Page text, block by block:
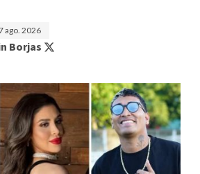
ago. 2026
Borjas